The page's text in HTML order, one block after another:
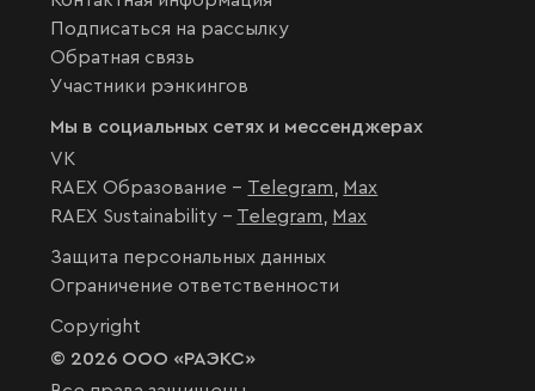
Подписаться на рассылку
Обратная связь
Участники рэнкингов
Мы в социальных сетях и мессенджерах
VK
RAEX Образование – Telegram, Max
RAEX Sustainability – Telegram, Max
Защита персональных данных
Ограничение ответственности
Copyright
© 2026 ООО «РАЭКС»